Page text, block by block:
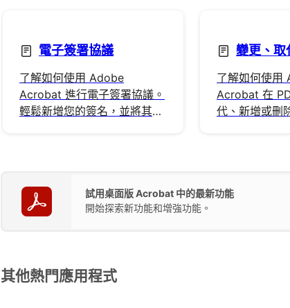
電子簽署協議
了解如何使用 Adobe
Acrobat 進行電子簽署協議。
輕鬆新增您的簽名，並將其安
變更、取
了解如何使用
Acrobat 在
代、新增或刪
試用桌面版 Acrobat 中的最新功能
開始探索新功能和增強功能。
其他熱門應用程式